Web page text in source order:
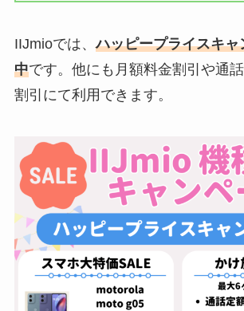
IIJmioでは、ハッピープライスキ
中です。他にも月額料金割引や通
割引にて利用できます。